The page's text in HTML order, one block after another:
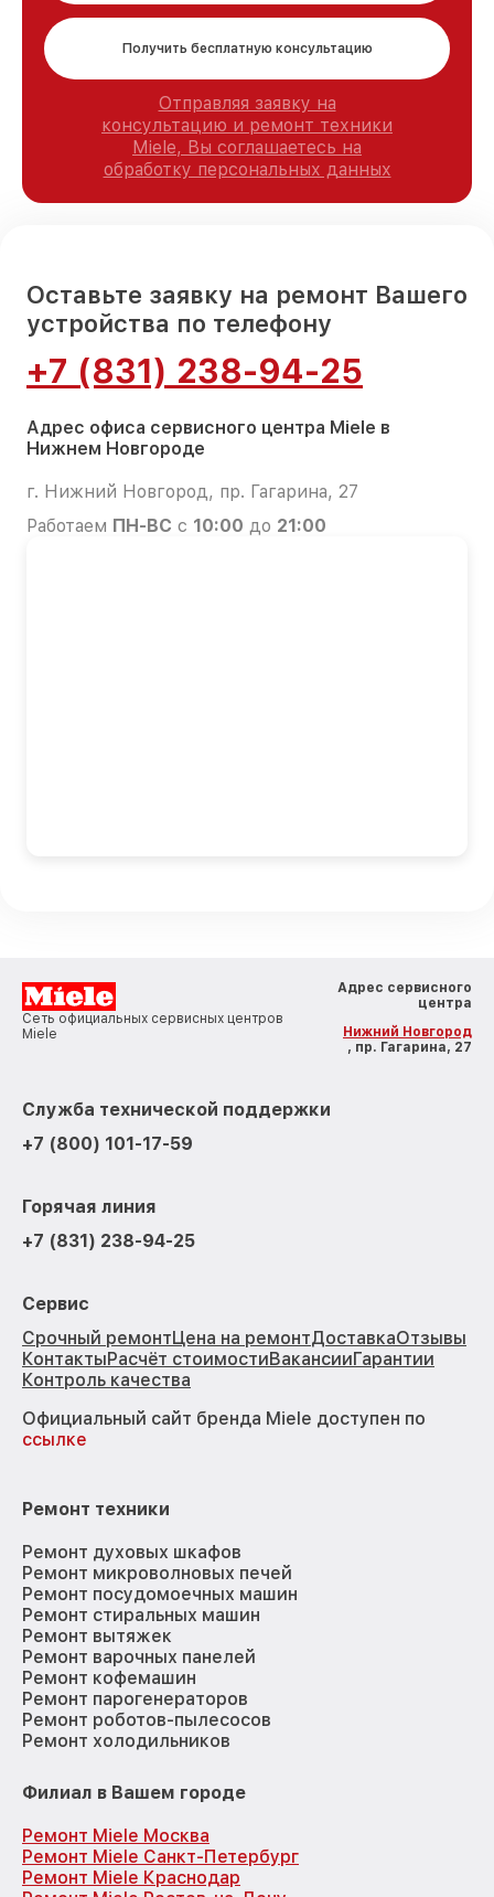
Получить бесплатную консультацию
Отправляя заявку на
консультацию и ремонт техники
Miele, Вы соглашаетесь на
обработку персональных данных
Оставьте заявку на ремонт Вашего
устройства по телефону
+7 (831) 238-94-25
Адрес офиса сервисного центра Miele в
Нижнем Новгороде
г. Нижний Новгород, пр. Гагарина, 27
Работаем ПН-ВС с 10:00 до 21:00
Сеть официальных сервисных центров
Miele
Адрес сервисного
центра
Нижний Новгород
, пр. Гагарина, 27
Служба технической поддержки
+7 (800) 101-17-59
Горячая линия
+7 (831) 238-94-25
Сервис
Срочный ремонтЦена на ремонтДоставкаОтзывы
КонтактыРасчёт стоимостиВакансииГарантии
Контроль качества
Официальный сайт бренда Miele доступен по
ссылке
Ремонт техники
Ремонт духовых шкафов
Ремонт микроволновых печей
Ремонт посудомоечных машин
Ремонт стиральных машин
Ремонт вытяжек
Ремонт варочных панелей
Ремонт кофемашин
Ремонт парогенераторов
Ремонт роботов-пылесосов
Ремонт холодильников
Филиал в Вашем городе
Ремонт Miele Москва
Ремонт Miele Санкт-Петербург
Ремонт Miele Краснодар